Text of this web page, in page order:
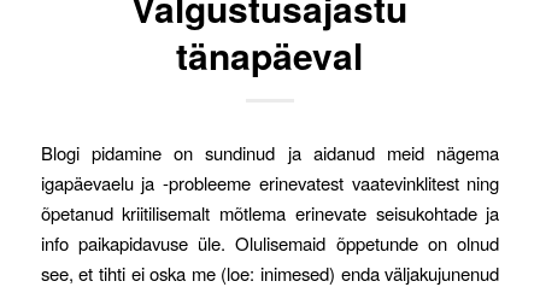
tänapäeval
Blogi pidamine on sundinud ja aidanud meid nägema
igapäevaelu ja -probleeme erinevatest vaatevinklitest ning
õpetanud kriitilisemalt mõtlema erinevate seisukohtade ja
info paikapidavuse üle. Olulisemaid õppetunde on olnud
see, et tihti ei oska me (loe: inimesed) enda väljakujunenud